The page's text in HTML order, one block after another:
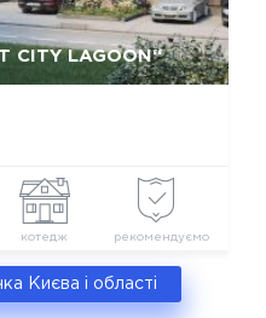
CITY LAGOON“
котедж рекомендуємо
Києва і області